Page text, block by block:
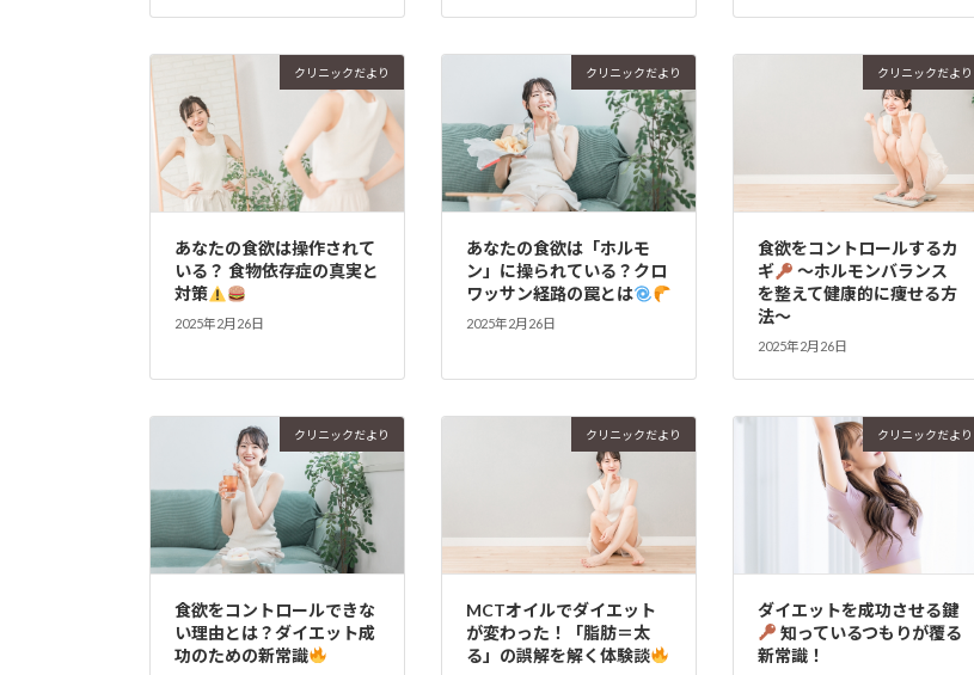
クリニックだより
あなたの食欲は操作されて
いる？ 食物依存症の真実と
対策
2025年2月26日
クリニックだより
あなたの食欲は「ホルモ
ン」に操られている？クロ
ワッサン経路の罠とは
2025年2月26日
クリニックだより
食欲をコントロールするカ
ギ
〜ホルモンバランス
を整えて健康的に痩せる方
法〜
2025年2月26日
クリニックだより
食欲をコントロールできな
い理由とは？ダイエット成
功のための新常識
クリニックだより
MCTオイルでダイエット
が変わった！「脂肪＝太
る」の誤解を解く体験談
クリニックだより
ダイエットを成功させる鍵
知っているつもりが覆る
新常識！